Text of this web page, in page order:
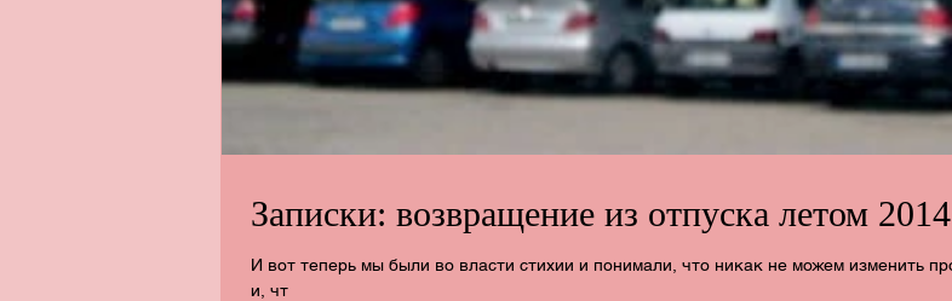
Записки: возвращение из отпуска летом 2014
И вот теперь мы были во власти стихии и понимали, что никак не можем изменить происходящее, понимали, что не сможем себе ничем помочь
и, чт